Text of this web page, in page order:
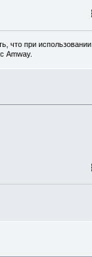
что при использовании
Amway.